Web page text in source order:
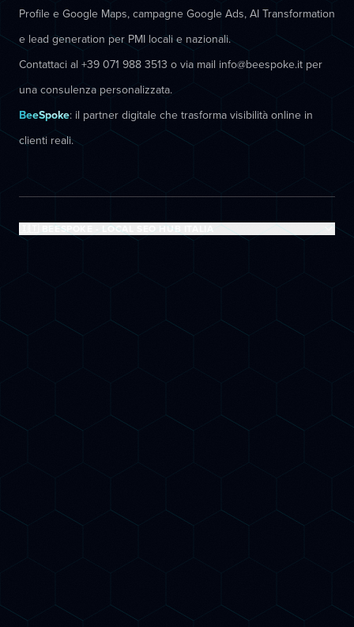
Profile e Google Maps, campagne Google Ads, AI Transformation
e lead generation per PMI locali e nazionali.
Contattaci al +39 071 988 3513 o via mail info@beespoke.it per
una consulenza personalizzata.
BeeSpoke: il partner digitale che trasforma visibilità online in
clienti reali.
🇮🇹 BEESPOKE - LOCAL SEO HUB ITALIA